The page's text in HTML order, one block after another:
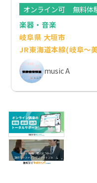
オンライン可
無料体
楽器・音楽
岐阜県 大垣市
JR東海道本線(岐阜～
music A